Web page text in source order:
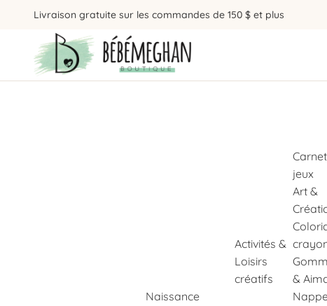
Livraison gratuite sur les commandes de 150 $ et plus
Naissance
Activités &
Loisirs
créatifs
jeux
Art &
&